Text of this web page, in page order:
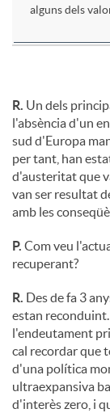
alguns dels
R. Un dels
l'absència d'un
sud d'Europa
per tant, han
d'austeritat que
van ser resultat
amb les
P. Com veu
recuperant?
R. Des de fa 3
estan reconduint.
l'endeutament
cal recordar que
d'una política
ultraexpansiva
d'interès zero, i